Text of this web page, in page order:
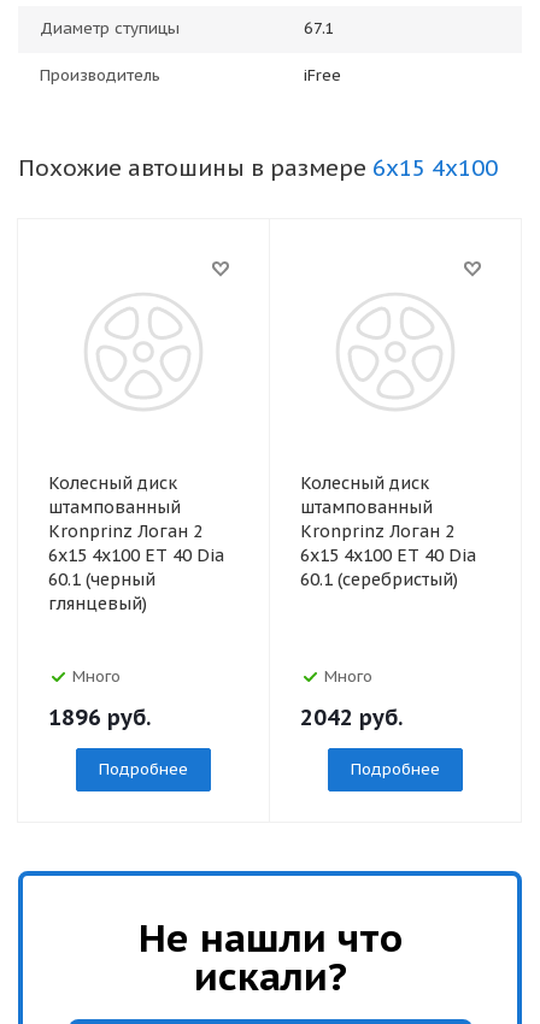
Диаметр ступицы 67.1
Производитель iFree
Похожие автошины в размере 6x15 4x100
Колесный диск
штампованный
Kronprinz Логан 2
6x15 4x100 ET 40 Dia
60.1 (черный
глянцевый)
Много
1896 руб.
Подробнее
Колесный диск
штампованный
Kronprinz Логан 2
6x15 4x100 ET 40 Dia
60.1 (серебристый)
Много
2042 руб.
Подробнее
Не нашли что
искали?